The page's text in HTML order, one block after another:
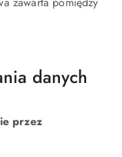
danych
przez